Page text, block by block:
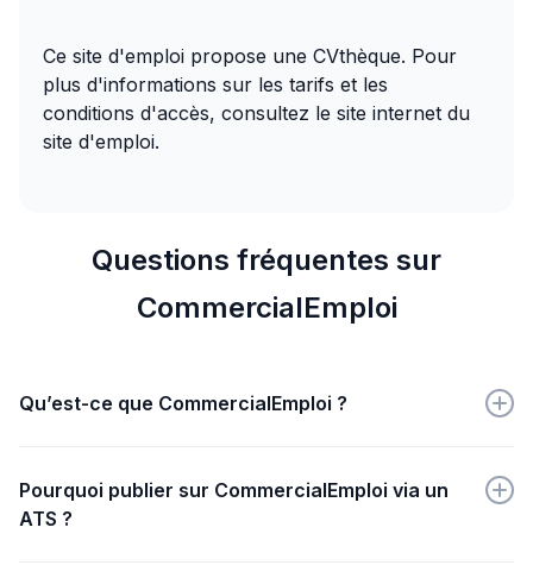
Ce site d'emploi propose une CVthèque. Pour
plus d'informations sur les tarifs et les
conditions d'accès, consultez le site internet du
site d'emploi.
Questions fréquentes sur
CommercialEmploi
Qu’est-ce que CommercialEmploi ?
recrutement et à l'emploi dans les métiers
commerciaux.
Pourquoi publier sur CommercialEmploi via un
ATS ?